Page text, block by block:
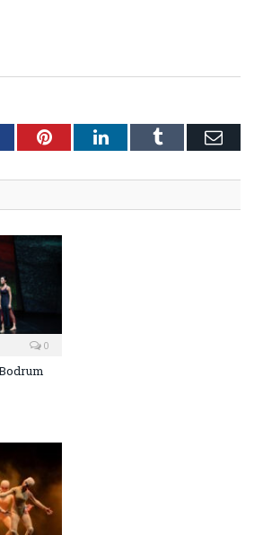
PinterestLinkedInTumblr E-
0